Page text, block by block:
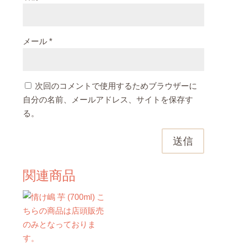
メール *
次回のコメントで使用するためブラウザーに
自分の名前、メールアドレス、サイトを保存す
る。
送信
関連商品